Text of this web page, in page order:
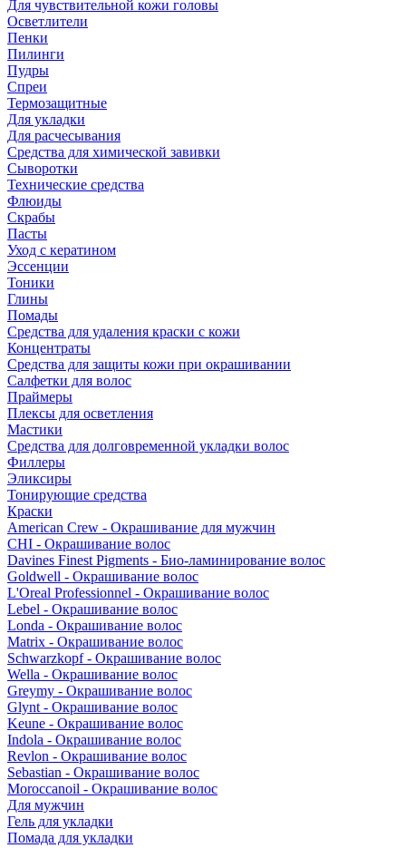
Для чувствительной кожи головы
Осветлители
Пенки
Пилинги
Пудры
Спреи
Термозащитные
Для укладки
Для расчесывания
Средства для химической завивки
Сыворотки
Технические средства
Флюиды
Скрабы
Пасты
Уход с кератином
Эссенции
Тоники
Глины
Помады
Средства для удаления краски с кожи
Концентраты
Средства для защиты кожи при окрашивании
Салфетки для волос
Праймеры
Плексы для осветления
Мастики
Средства для долговременной укладки волос
Филлеры
Эликсиры
Тонирующие средства
Краски
American Crew - Окрашивание для мужчин
CHI - Окрашивание волос
Davines Finest Pigments - Био-ламинирование волос
Goldwell - Окрашивание волос
L'Oreal Professionnel - Окрашивание волос
Lebel - Окрашивание волос
Londa - Окрашивание волос
Matrix - Окрашивание волос
Schwarzkopf - Окрашивание волос
Wella - Окрашивание волос
Greymy - Окрашивание волос
Glynt - Окрашивание волос
Keune - Окрашивание волос
Indola - Окрашивание волос
Revlon - Окрашивание волос
Sebastian - Окрашивание волос
Moroccanoil - Окрашивание волос
Для мужчин
Гель для укладки
Помада для укладки